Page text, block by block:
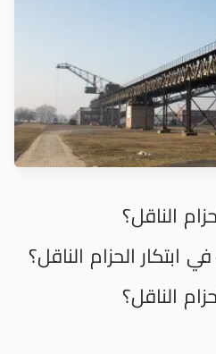
الناقل؟
الحزام الناقل؟
الناقل؟